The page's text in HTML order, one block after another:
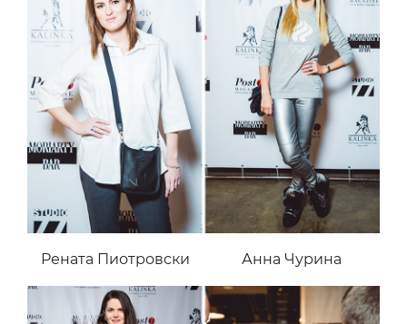
Рената Пиотровски Анна Чурина